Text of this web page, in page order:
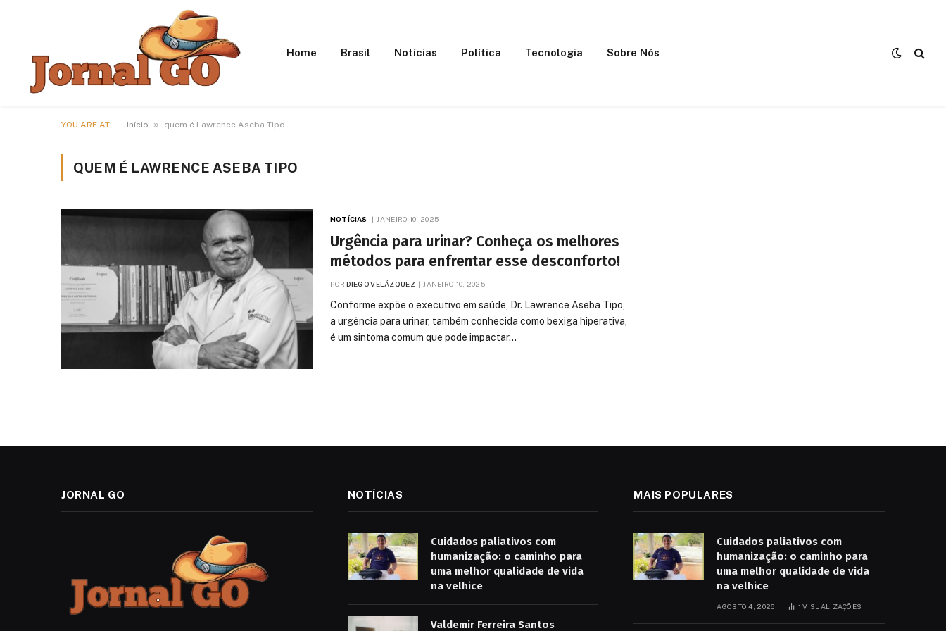
Home Brasil Notícias Política Tecnologia Sobre Nós
YOU ARE AT: Início » quem é Lawrence Aseba Tipo
QUEM É LAWRENCE ASEBA TIPO
NOTÍCIAS JANEIRO 10, 2025
Urgência para urinar? Conheça os melhores
métodos para enfrentar esse desconforto!
POR DIEGO VELÁZQUEZ JANEIRO 10, 2025
Conforme expõe o executivo em saúde, Dr. Lawrence Aseba Tipo,
a urgência para urinar, também conhecida como bexiga hiperativa,
é um sintoma comum que pode impactar…
JORNAL GO NOTÍCIAS
Cuidados paliativos com
humanização: o caminho para
uma melhor qualidade de vida
na velhice
Valdemir Ferreira Santos
MAIS POPULARES
Cuidados paliativos com
humanização: o caminho para
uma melhor qualidade de vida
na velhice
AGOSTO 4, 2026 1VISUALIZAÇÕES